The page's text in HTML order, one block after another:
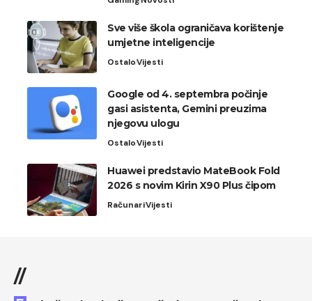
Sve više škola ograničava korištenje
umjetne inteligencije
OstaloVijesti
Google od 4. septembra počinje
gasi asistenta, Gemini preuzima
njegovu ulogu
OstaloVijesti
Huawei predstavio MateBook Fold
2026 s novim Kirin X90 Plus čipom
RačunariVijesti
//